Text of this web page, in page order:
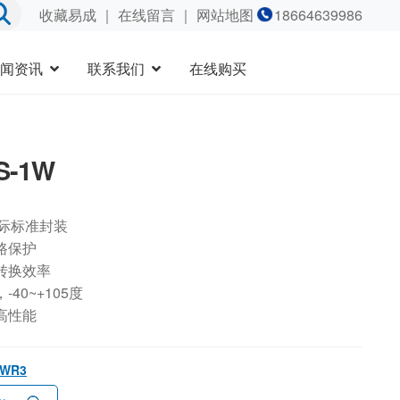
收藏易成｜ 在线留言｜ 网站地图 18664639986
资讯 联系我们 在线购买
1W
标准封装
保护
换效率
-40~+105度
性能